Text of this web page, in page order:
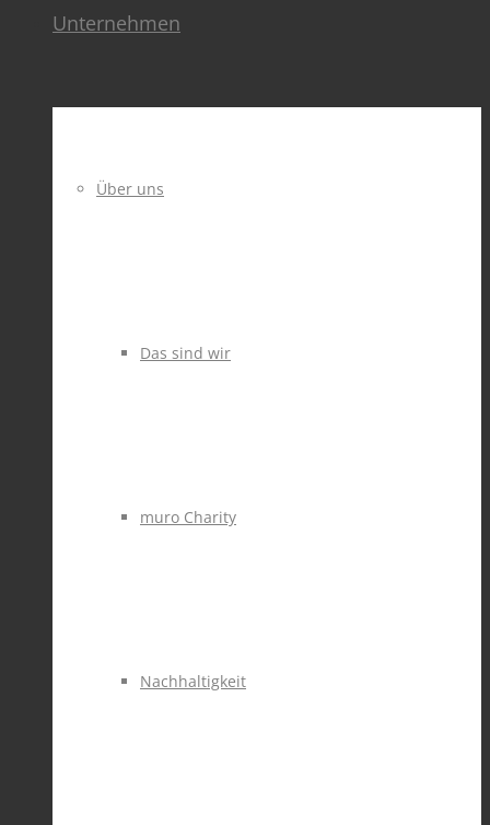
Unternehmen
Über uns
Das sind wir
muro Charity
Nachhaltigkeit